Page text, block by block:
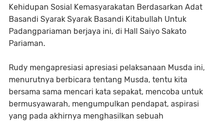
Kehidupan Sosial Kemasyarakatan Berdasarkan Adat
Basandi Syarak Syarak Basandi Kitabullah Untuk
Padangpariaman berjaya ini, di Hall Saiyo Sakato
Pariaman.
Rudy mengapresiasi apresiasi pelaksanaan Musda ini,
menurutnya berbicara tentang Musda, tentu kita
bersama sama mencari kata sepakat, mencoba untuk
bermusyawarah, mengumpulkan pendapat, aspirasi
yang pada akhirnya menghasilkan sebuah